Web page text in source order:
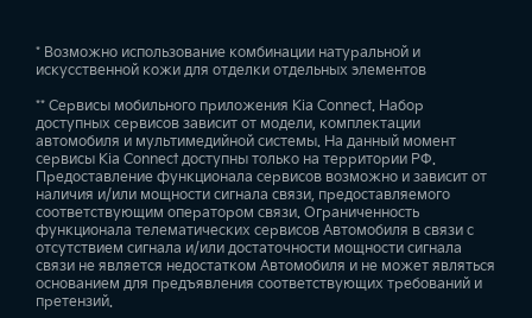
* Возможно использование комбинации натуральной и
искусственной кожи для отделки отдельных элементов
** Сервисы мобильного приложения Kia Connect. Набор
доступных сервисов зависит от модели, комплектации
автомобиля и мультимедийной системы. На данный момент
сервисы Kia Connect доступны только на территории РФ.
Предоставление функционала сервисов возможно и зависит от
наличия и/или мощности сигнала связи, предоставляемого
соответствующим оператором связи. Ограниченность
функционала телематических сервисов Автомобиля в связи с
отсутствием сигнала и/или достаточности мощности сигнала
связи не является недостатком Автомобиля и не может являться
основанием для предъявления соответствующих требований и
претензий.